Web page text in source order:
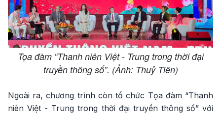
Tọa đàm “Thanh niên Việt - Trung trong thời đại
truyền thông số”. (Ảnh: Thuỷ Tiên)
Ngoài ra, chương trình còn tổ chức Tọa đàm “Thanh
niên Việt - Trung trong thời đại truyền thông số” với